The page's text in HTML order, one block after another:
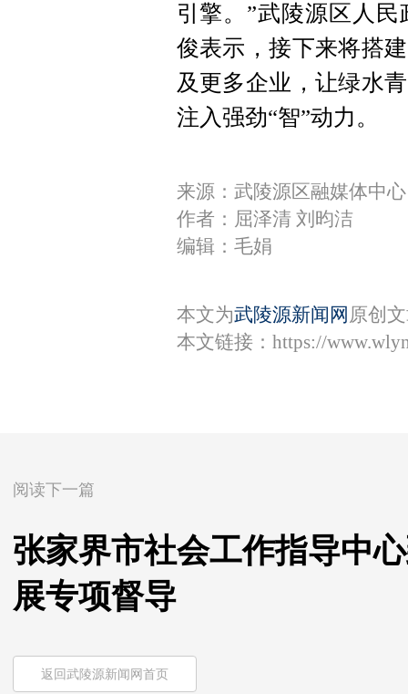
引擎。”武陵源区人
俊表示，接下来将搭
及更多企业，让绿水
注入强劲“智”动力。
来源：武陵源区融媒体中心
作者：屈泽清 刘昀洁
编辑：毛娟
本文为武陵源新闻网 原创
本文链接： https://
阅读下一篇
张家界市社会工作指导中
展专项督导
返回武陵源新闻网首页